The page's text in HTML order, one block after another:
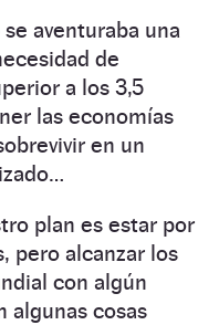
aventuraba una
de
a los 3,5
las economías
en un
plan es estar por
pero alcanzar los
con algún
algunas cosas